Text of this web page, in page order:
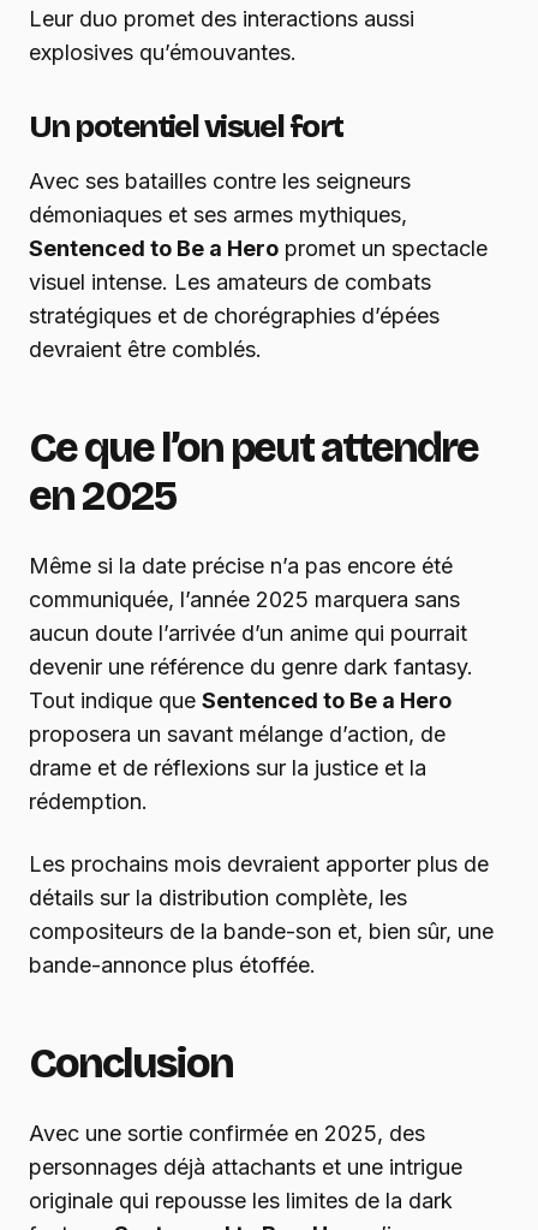
Leur duo promet des interactions aussi
explosives qu’émouvantes.
Un potentiel visuel fort
Avec ses batailles contre les seigneurs
démoniaques et ses armes mythiques,
Sentenced to Be a Hero promet un spectacle
visuel intense. Les amateurs de combats
stratégiques et de chorégraphies d’épées
devraient être comblés.
Ce que l’on peut attendre
en 2025
Même si la date précise n’a pas encore été
communiquée, l’année 2025 marquera sans
aucun doute l’arrivée d’un anime qui pourrait
devenir une référence du genre dark fantasy.
Tout indique que Sentenced to Be a Hero
proposera un savant mélange d’action, de
drame et de réflexions sur la justice et la
rédemption.
Les prochains mois devraient apporter plus de
détails sur la distribution complète, les
compositeurs de la bande-son et, bien sûr, une
bande-annonce plus étoffée.
Conclusion
Avec une sortie confirmée en 2025, des
personnages déjà attachants et une intrigue
originale qui repousse les limites de la dark